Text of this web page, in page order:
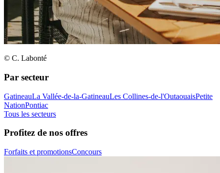
© C. Labonté
Par secteur
GatineauLa Vallée-de-la-GatineauLes Collines-de-l'OutaouaisPetite
NationPontiac
Tous les secteurs
Profitez de nos offres
Forfaits et promotionsConcours